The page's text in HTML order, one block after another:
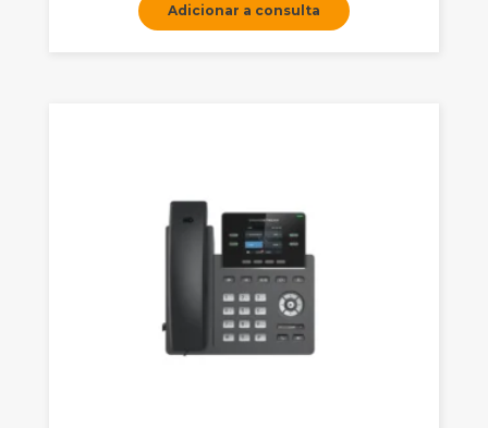
Adicionar a consulta